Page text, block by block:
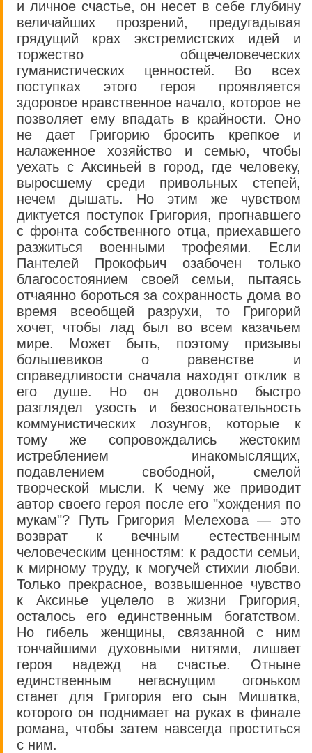
и личное счастье, он несет в себе глубину
величайших прозрений, предугадывая
грядущий крах экстремистских идей и
торжество общечеловеческих
гуманистических ценностей. Во всех
поступках этого героя проявляется
здоровое нравственное начало, которое не
позволяет ему впадать в крайности. Оно
не дает Григорию бросить крепкое и
налаженное хозяйство и семью, чтобы
уехать с Аксиньей в город, где человеку,
выросшему среди привольных степей,
нечем дышать. Но этим же чувством
диктуется поступок Григория, прогнавшего
с фронта собственного отца, приехавшего
разжиться военными трофеями. Если
Пантелей Прокофьич озабочен только
благосостоянием своей семьи, пытаясь
отчаянно бороться за сохранность дома во
время всеобщей разрухи, то Григорий
хочет, чтобы лад был во всем казачьем
мире. Может быть, поэтому призывы
большевиков о равенстве и
справедливости сначала находят отклик в
его душе. Но он довольно быстро
разглядел узость и безосновательность
коммунистических лозунгов, которые к
тому же сопровождались жестоким
истреблением инакомыслящих,
подавлением свободной, смелой
творческой мысли. К чему же приводит
автор своего героя после его "хождения по
мукам"? Путь Григория Мелехова — это
возврат к вечным естественным
человеческим ценностям: к радости семьи,
к мирному труду, к могучей стихии любви.
Только прекрасное, возвышенное чувство
к Аксинье уцелело в жизни Григория,
осталось его единственным богатством.
Но гибель женщины, связанной с ним
тончайшими духовными нитями, лишает
героя надежд на счастье. Отныне
единственным негаснущим огоньком
станет для Григория его сын Мишатка,
которого он поднимает на руках в финале
романа, чтобы затем навсегда проститься
с ним.